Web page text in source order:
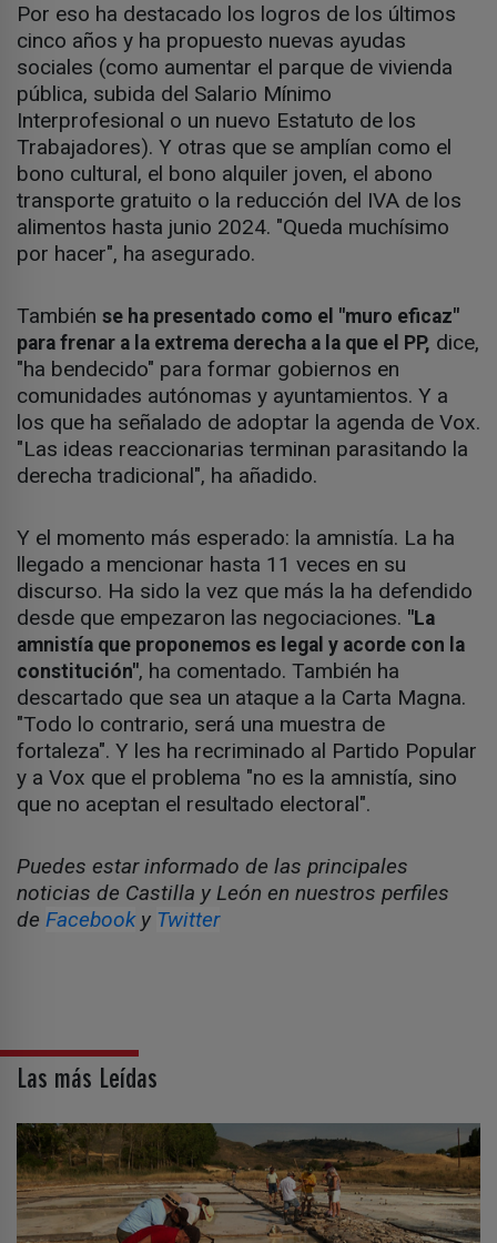
Por eso ha destacado los logros de los últimos
cinco años y ha propuesto nuevas ayudas
sociales (como aumentar el parque de vivienda
pública, subida del Salario Mínimo
Interprofesional o un nuevo Estatuto de los
Trabajadores). Y otras que se amplían como el
bono cultural, el bono alquiler joven, el abono
transporte gratuito o la reducción del IVA de los
alimentos hasta junio 2024. "Queda muchísimo
por hacer", ha asegurado.
También se ha presentado como el "muro eficaz"
para frenar a la extrema derecha a la que el PP, dice,
"ha bendecido" para formar gobiernos en
comunidades autónomas y ayuntamientos. Y a
los que ha señalado de adoptar la agenda de Vox.
"Las ideas reaccionarias terminan parasitando la
derecha tradicional", ha añadido.
Y el momento más esperado: la amnistía. La ha
llegado a mencionar hasta 11 veces en su
discurso. Ha sido la vez que más la ha defendido
desde que empezaron las negociaciones. "La
amnistía que proponemos es legal y acorde con la
constitución", ha comentado. También ha
descartado que sea un ataque a la Carta Magna.
"Todo lo contrario, será una muestra de
fortaleza". Y les ha recriminado al Partido Popular
y a Vox que el problema "no es la amnistía, sino
que no aceptan el resultado electoral".
Puedes estar informado de las principales
noticias de Castilla y León en nuestros perfiles
de Facebooky Twitter
Las más Leídas